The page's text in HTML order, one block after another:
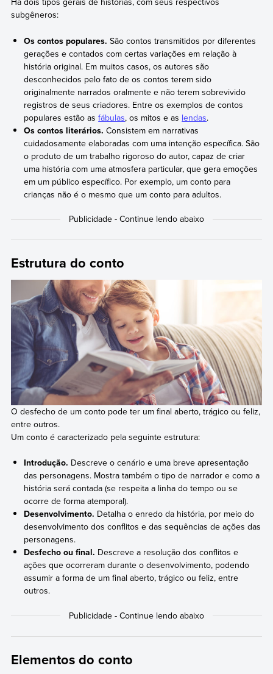
subgêneros:
Os contos populares.São contos transmitidos por diferentes
gerações e contados com certas variações em relação à
história original. Em muitos casos, os autores são
desconhecidos pelo fato de os contos terem sido
originalmente narrados oralmente e não terem sobrevivido
registros de seus criadores. Entre os exemplos de contos
populares estão asfábulas, os mitos e as lendas.
Os contos literários.Consistem em narrativas
cuidadosamente elaboradas com uma intenção específica. São
o produto de um trabalho rigoroso do autor, capaz de criar
uma história com uma atmosfera particular, que gera emoções
em um público específico. Por exemplo, um conto para
crianças não é o mesmo que um conto para adultos.
Estrutura do conto
O desfecho de um conto pode ter um final aberto, trágico ou feliz,
entre outros.
Um conto é caracterizado pela seguinte estrutura:
Introdução. Descreve o cenário e uma breve apresentação
das personagens. Mostra também o tipo de narrador e como a
história será contada (se respeita a linha do tempo ou se
ocorre de forma atemporal).
Desenvolvimento. Detalha o enredo da história, por meio do
desenvolvimento dos conflitos e das sequências de ações das
personagens.
Desfecho ou final. Descreve a resolução dos conflitos e
ações que ocorreram durante o desenvolvimento, podendo
assumir a forma de um final aberto, trágico ou feliz, entre
outros.
Elementos do conto